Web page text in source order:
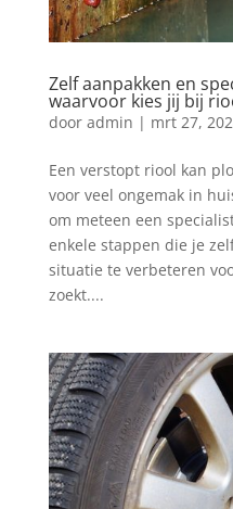
Zelf aanpakken en
waarvoor kies jij bij
door admin | mrt 27,
Een verstopt riool kan
voor veel ongemak in
om meteen een
enkele stappen die je
situatie te verbeteren
zoekt....